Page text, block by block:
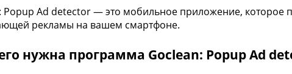
Popup Ad detector — это мобильное приложение, которое
рекламы на вашем смартфоне.
нужна программа Goclean: Popup Ad